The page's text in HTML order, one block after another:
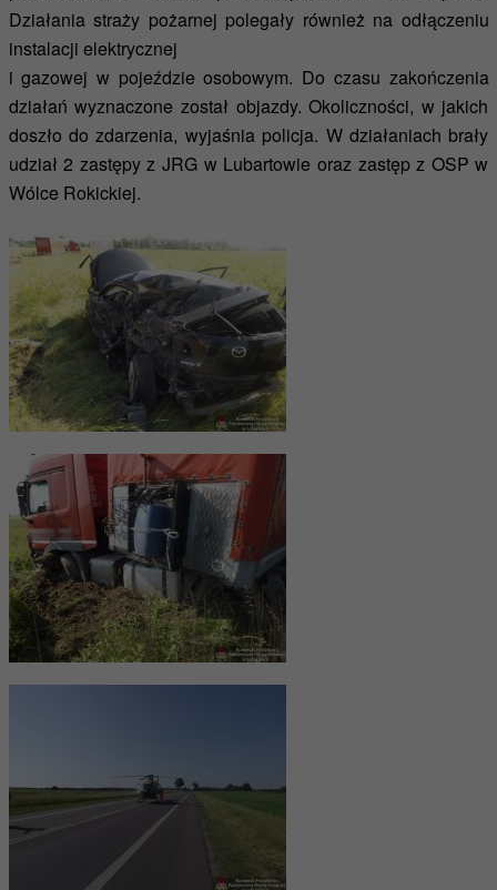
Działania straży pożarnej polegały również na odłączeniu
instalacji elektrycznej
i gazowej w pojeździe osobowym. Do czasu zakończenia
działań wyznaczone został objazdy. Okoliczności, w jakich
doszło do zdarzenia, wyjaśnia policja. W działaniach brały
udział 2 zastępy z JRG w Lubartowie oraz zastęp z OSP w
Wólce Rokickiej.